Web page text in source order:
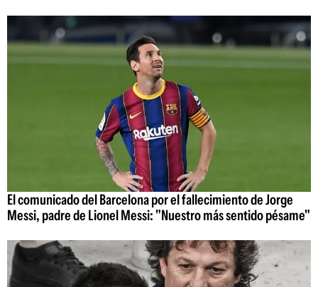
El comunicado del Barcelona por el fallecimiento de Jorge
Messi, padre de Lionel Messi: "Nuestro más sentido pésame"